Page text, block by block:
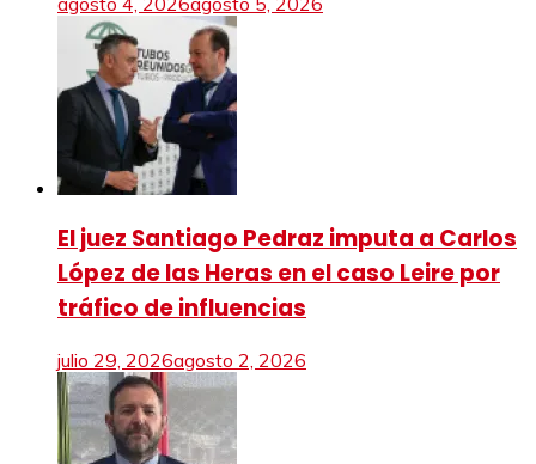
El juez Santiago Pedraz imputa a Carlos
López de las Heras en el caso Leire por
tráfico de influencias
julio 29, 2026agosto 2, 2026